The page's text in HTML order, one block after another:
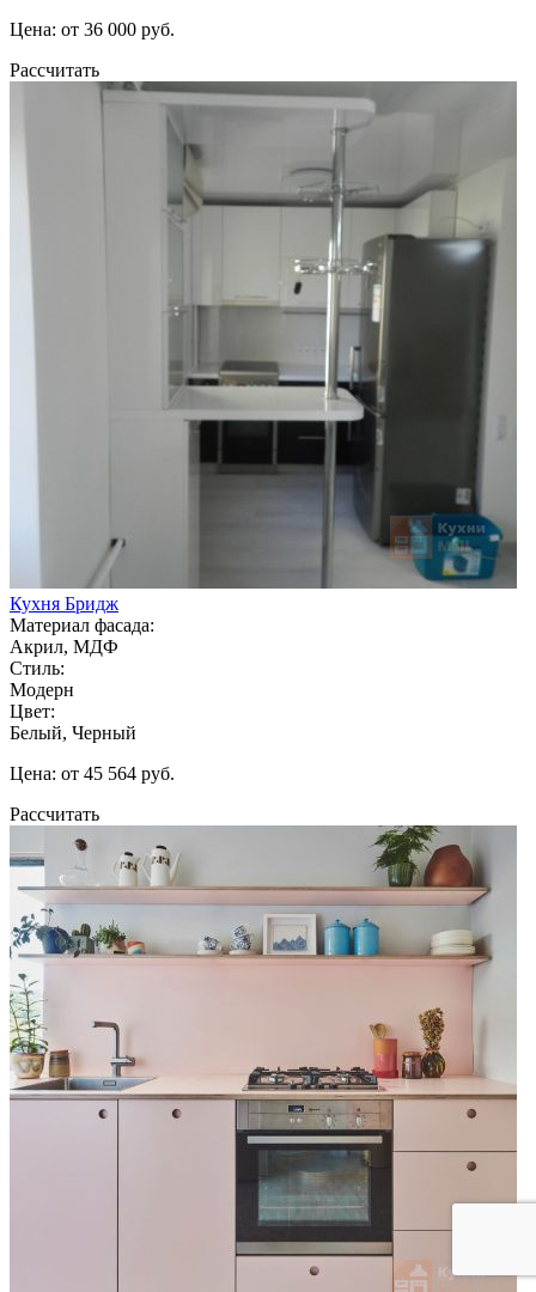
Цена: от 36 000 руб.
Рассчитать
Кухня Бридж
Материал фасада:
Акрил, МДФ
Стиль:
Модерн
Цвет:
Белый, Черный
Цена: от 45 564 руб.
Рассчитать